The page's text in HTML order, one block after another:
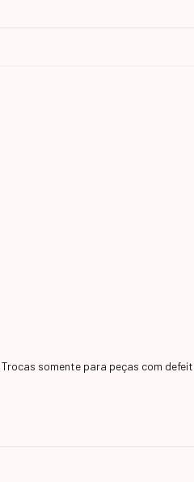
Trocas somente para peças com